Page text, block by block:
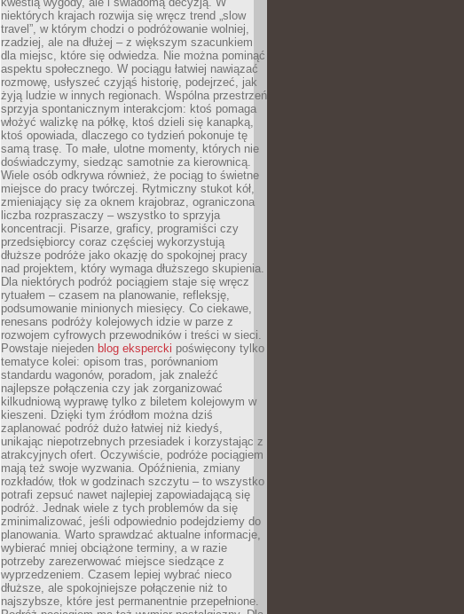
niektórych krajach rozwija się wręcz trend „slow
travel”, w którym chodzi o podróżowanie wolniej,
rzadziej, ale na dłużej – z większym szacunkiem
dla miejsc, które się odwiedza. Nie można pominąć
aspektu społecznego. W pociągu łatwiej nawiązać
rozmowę, usłyszeć czyjąś historię, podejrzeć, jak
żyją ludzie w innych regionach. Wspólna przestrzeń
sprzyja spontanicznym interakcjom: ktoś pomaga
włożyć walizkę na półkę, ktoś dzieli się kanapką,
ktoś opowiada, dlaczego co tydzień pokonuje tę
samą trasę. To małe, ulotne momenty, których nie
doświadczymy, siedząc samotnie za kierownicą.
Wiele osób odkrywa również, że pociąg to świetne
miejsce do pracy twórczej. Rytmiczny stukot kół,
zmieniający się za oknem krajobraz, ograniczona
liczba rozpraszaczy – wszystko to sprzyja
koncentracji. Pisarze, graficy, programiści czy
przedsiębiorcy coraz częściej wykorzystują
dłuższe podróże jako okazję do spokojnej pracy
nad projektem, który wymaga dłuższego skupienia.
Dla niektórych podróż pociągiem staje się wręcz
rytuałem – czasem na planowanie, refleksję,
podsumowanie minionych miesięcy. Co ciekawe,
renesans podróży kolejowych idzie w parze z
rozwojem cyfrowych przewodników i treści w sieci.
Powstaje niejeden blog ekspercki poświęcony tylko
tematyce kolei: opisom tras, porównaniom
standardu wagonów, poradom, jak znaleźć
najlepsze połączenia czy jak zorganizować
kilkudniową wyprawę tylko z biletem kolejowym w
kieszeni. Dzięki tym źródłom można dziś
zaplanować podróż dużo łatwiej niż kiedyś,
unikając niepotrzebnych przesiadek i korzystając z
atrakcyjnych ofert. Oczywiście, podróże pociągiem
mają też swoje wyzwania. Opóźnienia, zmiany
rozkładów, tłok w godzinach szczytu – to wszystko
potrafi zepsuć nawet najlepiej zapowiadającą się
podróż. Jednak wiele z tych problemów da się
zminimalizować, jeśli odpowiednio podejdziemy do
planowania. Warto sprawdzać aktualne informacje,
wybierać mniej obciążone terminy, a w razie
potrzeby zarezerwować miejsce siedzące z
wyprzedzeniem. Czasem lepiej wybrać nieco
dłuższe, ale spokojniejsze połączenie niż to
najszybsze, które jest permanentnie przepełnione.